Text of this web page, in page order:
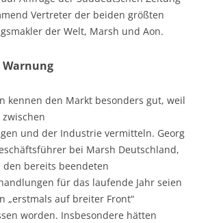
Vertreter der beiden größten
der Welt, Marsh und Aon.
Warnung
kennen den Markt besonders gut, weil
und der Industrie vermitteln. Georg
bei Marsh Deutschland,
bereits beendeten
für das laufende Jahr seien
„erstmals auf breiter Front“
worden. Insbesondere hätten